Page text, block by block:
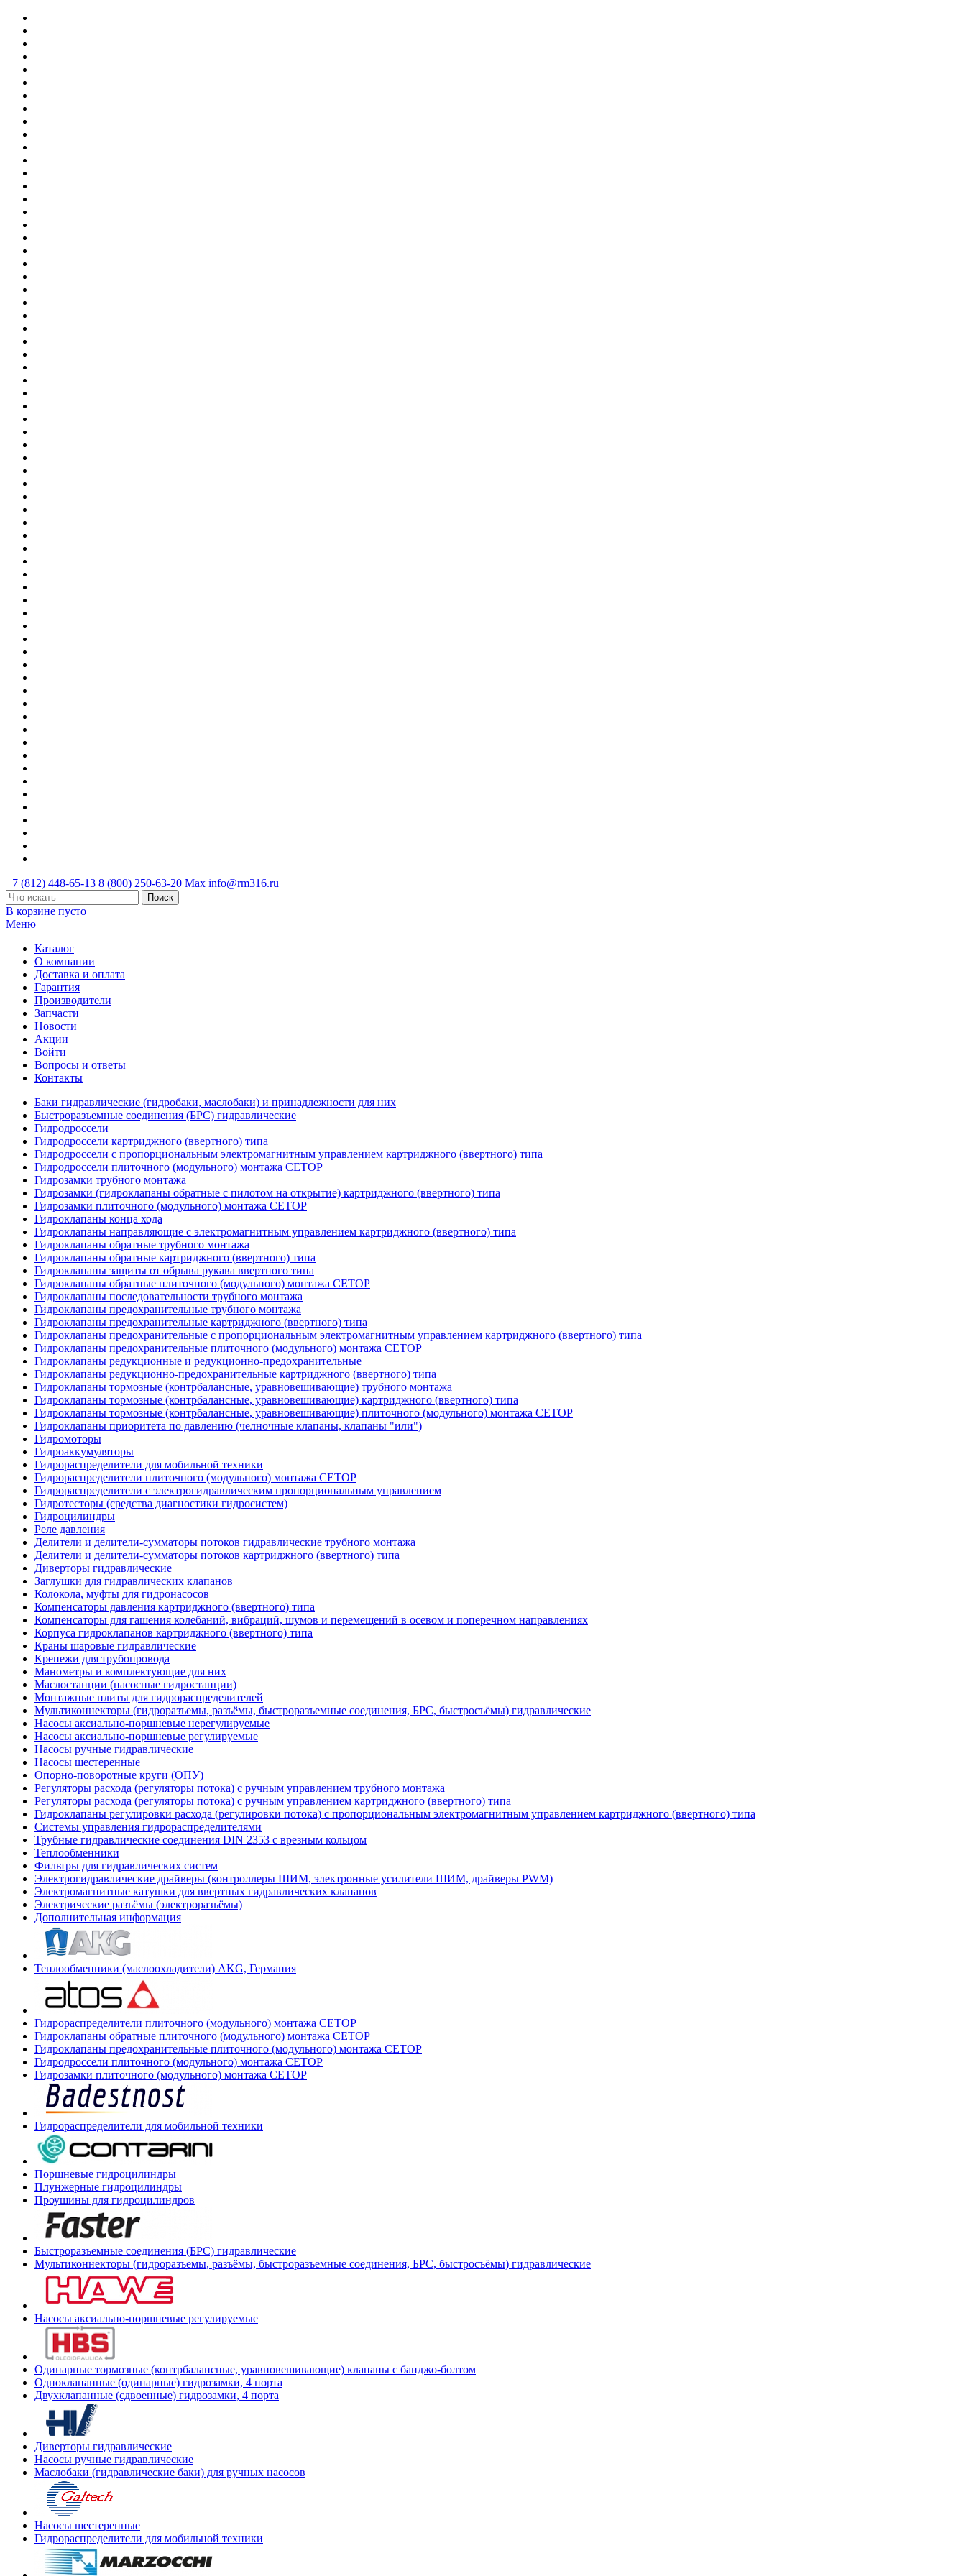
+7 (812) 448-65-13 8 (800) 250-63-20 Max info@rm316.ru
В корзине пусто
Меню
Каталог
О компании
Доставка и оплата
Гарантия
Производители
Запчасти
Новости
Акции
Войти
Вопросы и ответы
Контакты
Баки гидравлические (гидробаки, маслобаки) и принадлежности для них
Быстроразъемные соединения (БРС) гидравлические
Гидродроссели
Гидродроссели картриджного (ввертного) типа
Гидродроссели с пропорциональным электромагнитным управлением картриджного (ввертного) типа
Гидродроссели плиточного (модульного) монтажа CETOP
Гидрозамки трубного монтажа
Гидрозамки (гидроклапаны обратные с пилотом на открытие) картриджного (ввертного) типа
Гидрозамки плиточного (модульного) монтажа CETOP
Гидроклапаны конца хода
Гидроклапаны направляющие с электромагнитным управлением картриджного (ввертного) типа
Гидроклапаны обратные трубного монтажа
Гидроклапаны обратные картриджного (ввертного) типа
Гидроклапаны защиты от обрыва рукава ввертного типа
Гидроклапаны обратные плиточного (модульного) монтажа CETOP
Гидроклапаны последовательности трубного монтажа
Гидроклапаны предохранительные трубного монтажа
Гидроклапаны предохранительные картриджного (ввертного) типа
Гидроклапаны предохранительные с пропорциональным электромагнитным управлением картриджного (ввертного) типа
Гидроклапаны предохранительные плиточного (модульного) монтажа CETOP
Гидроклапаны редукционные и редукционно-предохранительные
Гидроклапаны редукционно-предохранительные картриджного (ввертного) типа
Гидроклапаны тормозные (контрбалансные, уравновешивающие) трубного монтажа
Гидроклапаны тормозные (контрбалансные, уравновешивающие) картриджного (ввертного) типа
Гидроклапаны тормозные (контрбалансные, уравновешивающие) плиточного (модульного) монтажа CETOP
Гидроклапаны приоритета по давлению (челночные клапаны, клапаны "или")
Гидромоторы
Гидроаккумуляторы
Гидрораспределители для мобильной техники
Гидрораспределители плиточного (модульного) монтажа СЕТОР
Гидрораспределители с электрогидравлическим пропорциональным управлением
Гидротесторы (средства диагностики гидросистем)
Гидроцилиндры
Реле давления
Делители и делители-сумматоры потоков гидравлические трубного монтажа
Делители и делители-сумматоры потоков картриджного (ввертного) типа
Диверторы гидравлические
Заглушки для гидравлических клапанов
Колокола, муфты для гидронасосов
Компенсаторы давления картриджного (ввертного) типа
Компенсаторы для гашения колебаний, вибраций, шумов и перемещений в осевом и поперечном направлениях
Корпуса гидроклапанов картриджного (ввертного) типа
Краны шаровые гидравлические
Крепежи для трубопровода
Манометры и комплектующие для них
Маслостанции (насосные гидростанции)
Монтажные плиты для гидрораспределителей
Мультиконнекторы (гидроразъемы, разъёмы, быстроразъемные соединения, БРС, быстросъёмы) гидравлические
Насосы аксиально-поршневые нерегулируемые
Насосы аксиально-поршневые регулируемые
Насосы ручные гидравлические
Насосы шестеренные
Опорно-поворотные круги (ОПУ)
Регуляторы расхода (регуляторы потока) с ручным управлением трубного монтажа
Регуляторы расхода (регуляторы потока) с ручным управлением картриджного (ввертного) типа
Гидроклапаны регулировки расхода (регулировки потока) с пропорциональным электромагнитным управлением картриджного (ввертного) типа
Системы управления гидрораспределителями
Трубные гидравлические соединения DIN 2353 с врезным кольцом
Теплообменники
Фильтры для гидравлических систем
Электрогидравлические драйверы (контроллеры ШИМ, электронные усилители ШИМ, драйверы PWM)
Электромагнитные катушки для ввертных гидравлических клапанов
Электрические разъёмы (электроразъёмы)
Дополнительная информация
Теплообменники (маслоохладители) AKG, Германия
Гидрораспределители плиточного (модульного) монтажа СЕТОР
Гидроклапаны обратные плиточного (модульного) монтажа CETOP
Гидроклапаны предохранительные плиточного (модульного) монтажа CETOP
Гидродроссели плиточного (модульного) монтажа CETOP
Гидрозамки плиточного (модульного) монтажа CETOP
Гидрораспределители для мобильной техники
Поршневые гидроцилиндры
Плунжерные гидроцилиндры
Проушины для гидроцилиндров
Быстроразъемные соединения (БРС) гидравлические
Мультиконнекторы (гидроразъемы, разъёмы, быстроразъемные соединения, БРС, быстросъёмы) гидравлические
Насосы аксиально-поршневые регулируемые
Одинарные тормозные (контрбалансные, уравновешивающие) клапаны с банджо-болтом
Одноклапанные (одинарные) гидрозамки, 4 порта
Двухклапанные (сдвоенные) гидрозамки, 4 порта
Диверторы гидравлические
Насосы ручные гидравлические
Маслобаки (гидравлические баки) для ручных насосов
Насосы шестеренные
Гидрораспределители для мобильной техники